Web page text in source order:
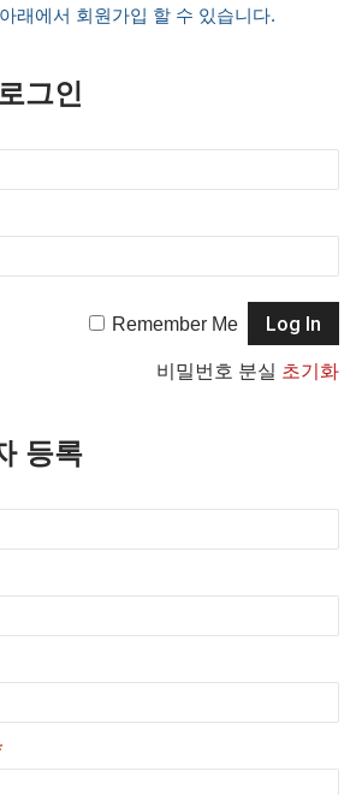
래에서 회원가입 할 수 있습니다.
그인
Remember Me
비밀번호 분실 초기화
등록